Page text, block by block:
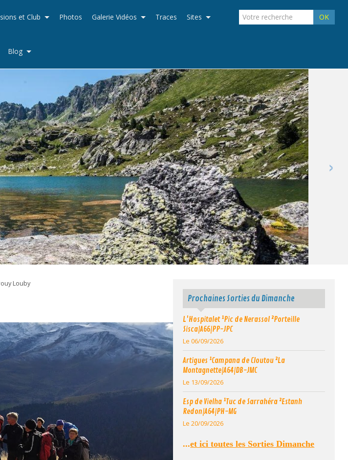
OK
et Club Photos Galerie Vidéos Traces Sites
Blog
›
Louby
Prochaines Sorties du Dimanche
L'Hospitalet ¹Pic de Nerassol ²Porteille
Sisca|A66|PP-JPC
Le 06/09/2026
Artigues ¹Campana de Cloutou ²La
Montagnette|A64|DB-JMC
Le 13/09/2026
Esp de Vielha ¹Tuc de Sarrahéra ²Estanh
Redon|A64|PH-MG
Le 20/09/2026
...et ici toutes les Sorties Dimanche